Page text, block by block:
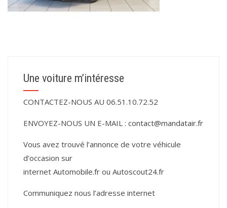
Une voiture m’intéresse
CONTACTEZ-NOUS AU 06.51.10.72.52
ENVOYEZ-NOUS UN E-MAIL : contact@mandatair.fr
Vous avez trouvé l’annonce de votre véhicule
d’occasion sur
internet Automobile.fr ou Autoscout24.fr
Communiquez nous l’adresse internet